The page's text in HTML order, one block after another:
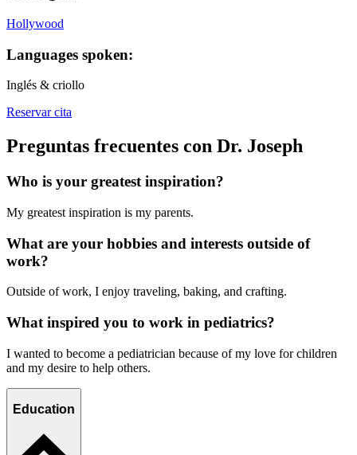
Hollywood
Languages spoken:
Inglés & criollo
Reservar cita
Preguntas frecuentes con Dr. Joseph
Who is your greatest inspiration?
My greatest inspiration is my parents.
What are your hobbies and interests outside of
work?
Outside of work, I enjoy traveling, baking, and crafting.
What inspired you to work in pediatrics?
I wanted to become a pediatrician because of my love for children
and my desire to help others.
Education